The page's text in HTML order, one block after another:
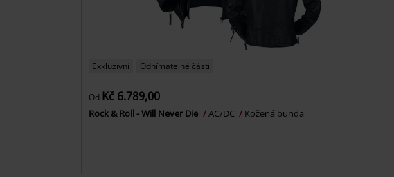
Exkluzivní Odnímatelné části
Od Kč 6.789,00
Rock & Roll - Will Never Die AC/DC Kožená bunda